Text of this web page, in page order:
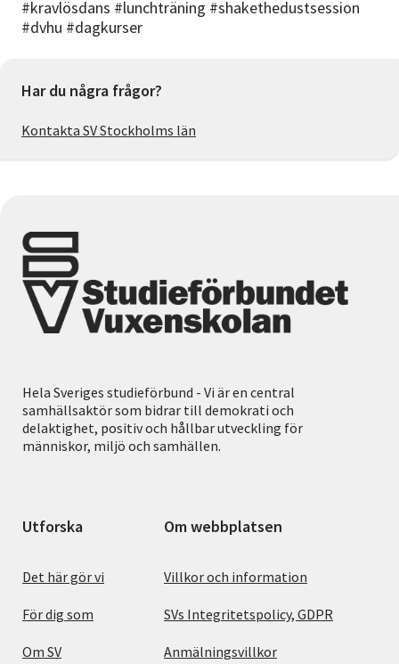
#kravlösdans #lunchträning #shakethedustsession
#dvhu #dagkurser
Har du några frågor?
Kontakta SV Stockholms län
Hela Sveriges studieförbund - Vi är en central
samhällsaktör som bidrar till demokrati och
delaktighet, positiv och hållbar utveckling för
människor, miljö och samhällen.
Utforska
Det här gör vi
För dig som
Om SV
Om webbplatsen
Villkor och information
SVs Integritetspolicy, GDPR
Anmälningsvillkor